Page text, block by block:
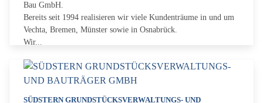
Bau GmbH.
Bereits seit 1994 realisieren wir viele Kundenträume in und um
Vechta, Bremen, Münster sowie in Osnabrück.
Wir...
SÜDSTERN GRUNDSTÜCKSVERWALTUNGS- UND